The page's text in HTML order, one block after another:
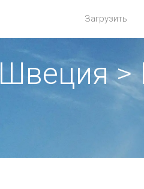
Загрузить
Швеция